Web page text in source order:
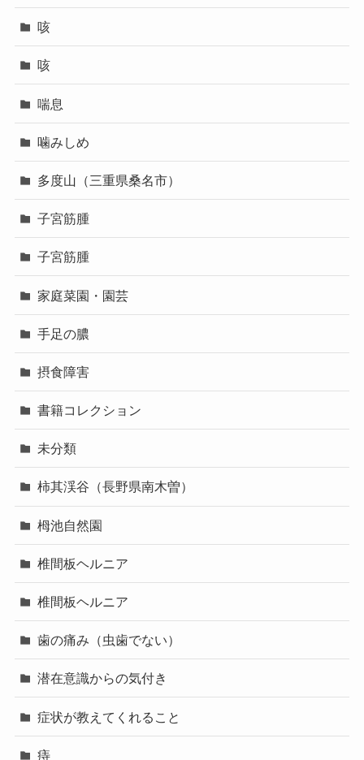
咳
咳
喘息
噛みしめ
多度山（三重県桑名市）
子宮筋腫
子宮筋腫
家庭菜園・園芸
手足の膿
摂食障害
書籍コレクション
未分類
柿其渓谷（長野県南木曽）
栂池自然園
椎間板ヘルニア
椎間板ヘルニア
歯の痛み（虫歯でない）
潜在意識からの気付き
症状が教えてくれること
痔